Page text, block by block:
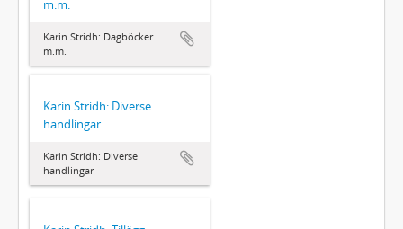
m.m.
Karin Stridh: Dagböcker
m.m.
Karin Stridh: Diverse
handlingar
Karin Stridh: Diverse
handlingar